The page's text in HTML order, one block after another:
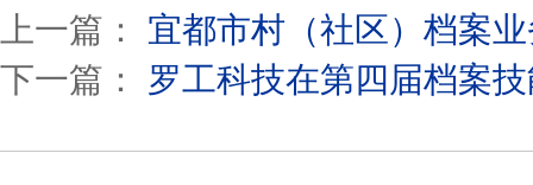
上一篇： 宜都市村（社区）档案
下一篇： 罗工科技在第四届档案